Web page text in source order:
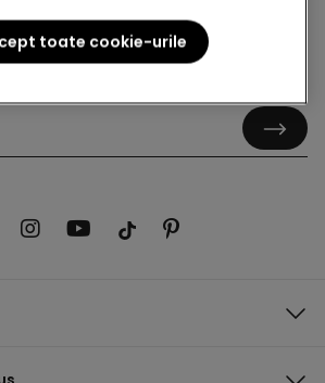
toate cookie-urile